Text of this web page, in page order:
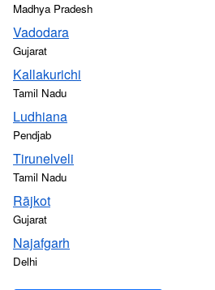
Madhya Pradesh
Vadodara
Gujarat
Kallakurichi
Tamil Nadu
Ludhiana
Pendjab
Tirunelveli
Tamil Nadu
Rājkot
Gujarat
Najafgarh
Delhi